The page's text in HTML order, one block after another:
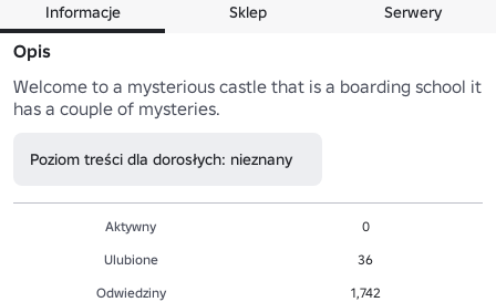
Informacje Sklep Serwery
Opis
Welcome to a mysterious castle that is a boarding school it
has a couple of mysteries.
Poziom treści dla dorosłych: nieznany
Aktywny
0
Ulubione
36
Odwiedziny
1,742